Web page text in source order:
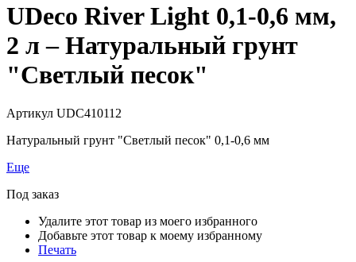
UDeco River Light 0,1-0,6 мм,
2 л – Натуральный грунт
"Светлый песок"
Артикул UDC410112
Натуральный грунт "Светлый песок" 0,1-0,6 мм
Еще
Под заказ
Удалите этот товар из моего избранного
Добавьте этот товар к моему избранному
Печать